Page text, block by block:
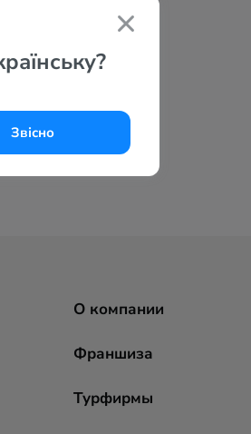
Звісно
О компании
Франшиза
Турфирмы